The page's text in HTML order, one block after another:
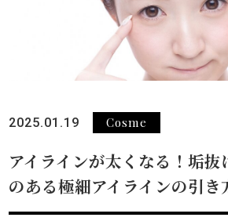
2025.01.19 Cosme
アイラインが太くなる！垢
のある極細アイラインの引